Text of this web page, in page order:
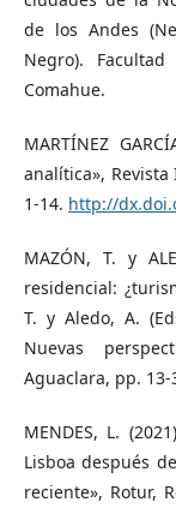
de los Andes
Negro).
Comahue.
MARTÍNEZ
analítica»,
1-14. http://
MAZÓN, T. y
residencial:
T. y Aledo, A.
Nuevas
Aguaclara, pp. 13-
MENDES, L.
Lisboa después
reciente», Rotur,